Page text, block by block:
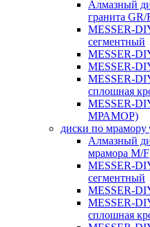
Алмазный
гранита GR/
MESSER-
сегментный
MESSER-
MESSER-
MESSER-
сплошная
MESSER-
МРАМОР)
диски по мрамору
Алмазный
мрамора M/F
MESSER-
сегментный
MESSER-
MESSER-
сплошная